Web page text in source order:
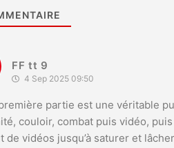
FF tt 9
4 Sep 2025 09:50
partie est une véritable
couloir, combat puis vidéo,
de vidéos jusqu’à saturer et lâcher